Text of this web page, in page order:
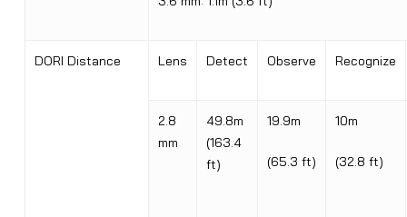
DORI Distance Lens Detect Observe Recognize
2.8
mm
49.8m
(163.4
ft)
19.9m
(65.3 ft)
10m
(32.8 ft)